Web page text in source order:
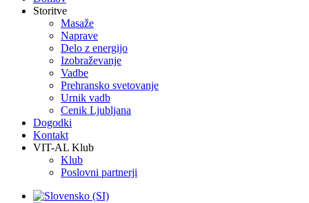
Storitve
Masaže
Naprave
Delo z energijo
Izobraževanje
Vadbe
Prehransko svetovanje
Urnik vadb
Cenik Ljubljana
Dogodki
Kontakt
VIT-AL Klub
Klub
Poslovni partnerji